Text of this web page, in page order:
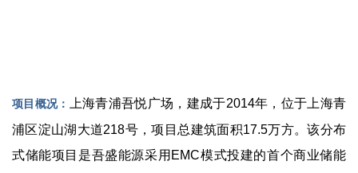
项目概况：
上海青浦吾悦广场，建成于2014年，位于上海青
浦区淀山湖大道218号，项目总建筑面积17.5万方。该分布
式储能项目是吾盛能源采用EMC模式投建的首个商业储能